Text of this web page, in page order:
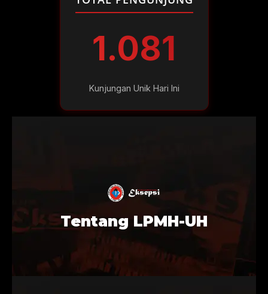
1.081
Kunjungan Unik Hari Ini
Tentang LPMH-UH